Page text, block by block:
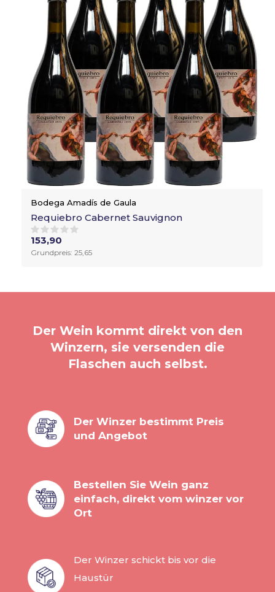
Bodega Amadís de Gaula
Requiebro Cabernet Sauvignon
153,90
Grundpreis: 25,65
Der Wein kommt direkt von den
Winzern, sie versenden die
Flaschen auch selbst.
Der Winzer bestimmt Preis
und Angebot
Bestellen Sie Wein ganz
einfach, direkt vom winzer vor
Ort
Der Winzer schickt bis vor die
Haustür